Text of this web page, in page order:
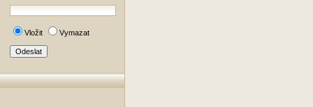
Vložit Vymazat